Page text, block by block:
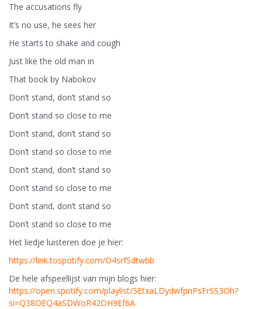
The accusations fly
It’s no use, he sees her
He starts to shake and cough
Just like the old man in
That book by Nabokov
Don’t stand, don’t stand so
Don’t stand so close to me
Don’t stand, don’t stand so
Don’t stand so close to me
Don’t stand, don’t stand so
Don’t stand so close to me
Don’t stand, don’t stand so
Don’t stand so close to me
Het liedje luisteren doe je hier:
https://link.tospotify.com/O4srfSdtwbb
De hele afspeellijst van mijn blogs hier:
https://open.spotify.com/playlist/5EtxaLDydwfpnPsFrSS3Oh?
si=Q38OEQ4aSDWoR42OH9Ef6A